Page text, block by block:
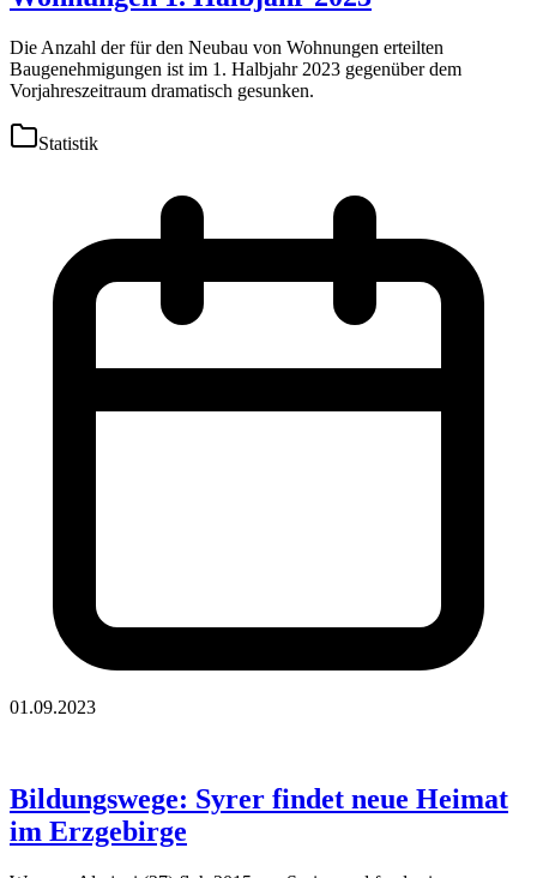
Die Anzahl der für den Neubau von Wohnungen erteilten
Baugenehmigungen ist im 1. Halbjahr 2023 gegenüber dem
Vorjahreszeitraum dramatisch gesunken.
Statistik
01.09.2023
Bildungswege: Syrer findet neue Heimat
im Erzgebirge